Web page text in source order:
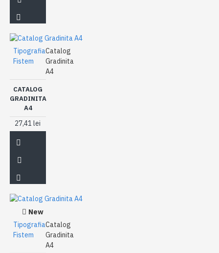
Tipografia
Fistem
Catalog
Gradinita
A4
CATALOG
GRADINITA
A4
27,41 lei
New
Tipografia
Fistem
Catalog
Gradinita
A4